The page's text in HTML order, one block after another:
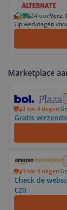
24 uurVerz.
Op werkdagen
Marketplace
3 tot 4 dagen
Gratis
3 tot 4 dagen
Check de
€20,-